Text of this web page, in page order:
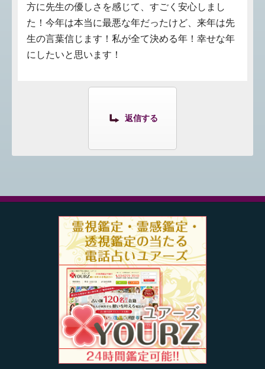
方に先生の優しさを感じて、すごく安心しまし
た！今年は本当に最悪な年だったけど、来年は先
生の言葉信じます！私が全て決める年！幸せな年
にしたいと思います！
返信する